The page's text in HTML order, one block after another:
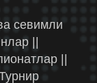
севимли
||
||